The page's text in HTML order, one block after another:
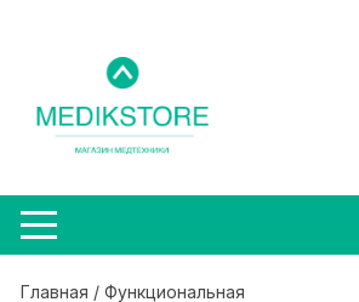
содержимому
Главная /Функциональная